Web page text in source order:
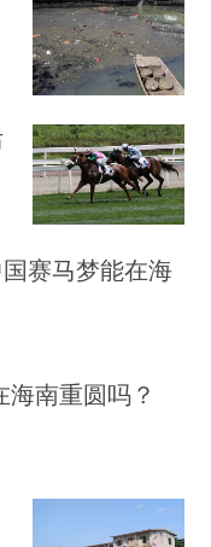
国赛马梦能在海
南重圆吗？